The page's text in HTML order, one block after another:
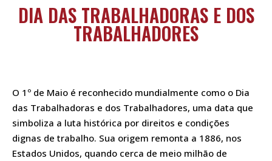
DIA DAS TRABALHADORAS E DOS
TRABALHADORES
O 1º de Maio é reconhecido mundialmente como o Dia
das Trabalhadoras e dos Trabalhadores, uma data que
simboliza a luta histórica por direitos e condições
dignas de trabalho. Sua origem remonta a 1886, nos
Estados Unidos, quando cerca de meio milhão de